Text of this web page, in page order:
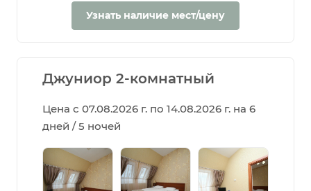
Узнать наличие мест/цену
Джуниор 2-комнатный
Цена с 07.08.2026 г. по 14.08.2026 г. на 6
дней / 5 ночей